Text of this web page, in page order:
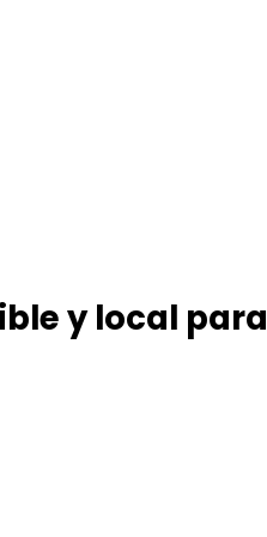
y local para